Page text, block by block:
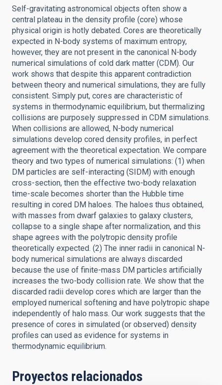
Self-gravitating astronomical objects often show a
central plateau in the density profile (core) whose
physical origin is hotly debated. Cores are theoretically
expected in N-body systems of maximum entropy,
however, they are not present in the canonical N-body
numerical simulations of cold dark matter (CDM). Our
work shows that despite this apparent contradiction
between theory and numerical simulations, they are fully
consistent. Simply put, cores are characteristic of
systems in thermodynamic equilibrium, but thermalizing
collisions are purposely suppressed in CDM simulations.
When collisions are allowed, N-body numerical
simulations develop cored density profiles, in perfect
agreement with the theoretical expectation. We compare
theory and two types of numerical simulations: (1) when
DM particles are self-interacting (SIDM) with enough
cross-section, then the effective two-body relaxation
time-scale becomes shorter than the Hubble time
resulting in cored DM haloes. The haloes thus obtained,
with masses from dwarf galaxies to galaxy clusters,
collapse to a single shape after normalization, and this
shape agrees with the polytropic density profile
theoretically expected. (2) The inner radii in canonical N-
body numerical simulations are always discarded
because the use of finite-mass DM particles artificially
increases the two-body collision rate. We show that the
discarded radii develop cores which are larger than the
employed numerical softening and have polytropic shape
independently of halo mass. Our work suggests that the
presence of cores in simulated (or observed) density
profiles can used as evidence for systems in
thermodynamic equilibrium.
Proyectos relacionados